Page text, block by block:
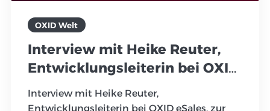
OXID Welt
Interview mit Heike Reuter,
Entwicklungsleiterin bei OXID
eSales, zur neuen OXID V7.2
Interview mit Heike Reuter,
Entwicklungsleiterin bei OXID eSales, zur